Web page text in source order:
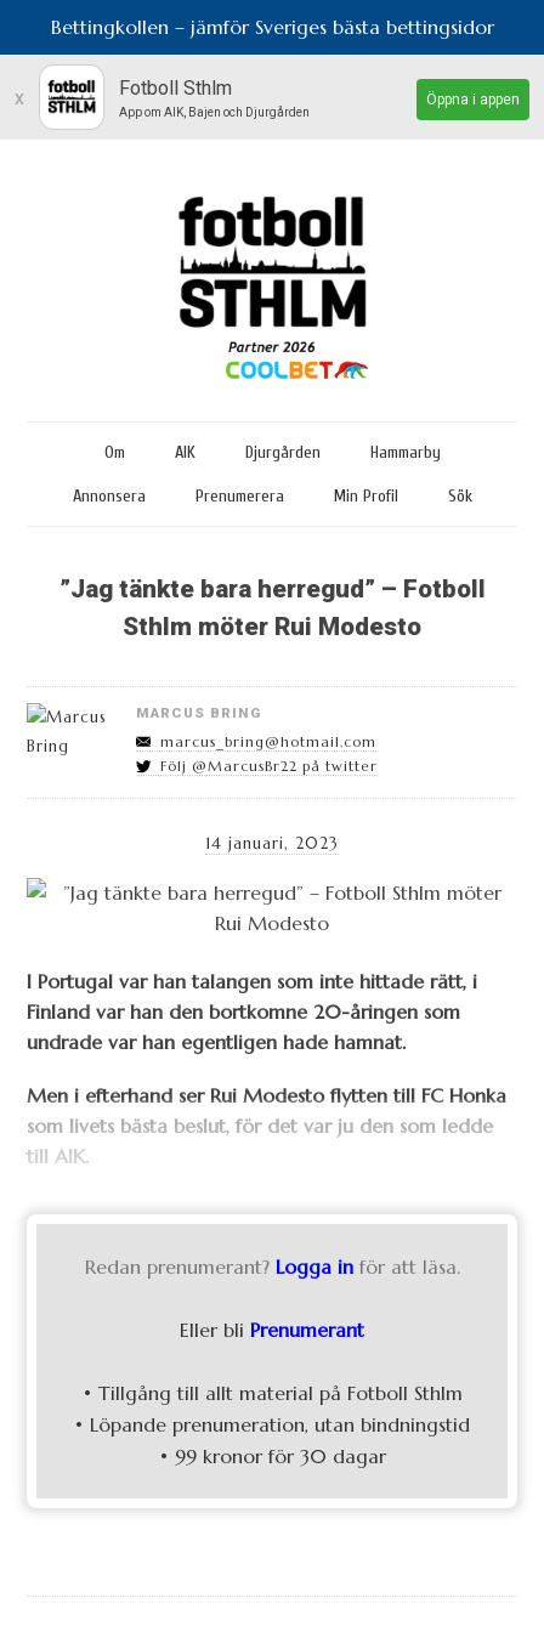
Bettingkollen – jämför Sveriges bästa bettingsidor
x Fotboll Sthlm
App om AIK, Bajen och Djurgården
Öppna i appen
Om AIK Djurgården Hammarby
Annonsera Prenumerera Min Profil Sök
”Jag tänkte bara herregud” – Fotboll
Sthlm möter Rui Modesto
MARCUS BRING
marcus_bring@hotmail.com
Följ @MarcusBr22 på twitter
14 januari, 2023
I Portugal var han talangen som inte hittade rätt, i
Finland var han den bortkomne 20-åringen som
undrade var han egentligen hade hamnat.
Men i efterhand ser Rui Modesto flytten till FC Honka
som livets bästa beslut, för det var ju den som ledde
till AIK.
Redan prenumerant? Logga in för att läsa.
Eller bli Prenumerant
• Tillgång till allt material på Fotboll Sthlm
• Löpande prenumeration, utan bindningstid
• 99 kronor för 30 dagar